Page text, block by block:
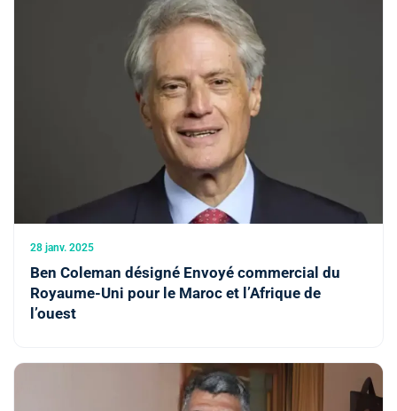
28 janv. 2025
Ben Coleman désigné Envoyé commercial du
Royaume-Uni pour le Maroc et l’Afrique de
l’ouest